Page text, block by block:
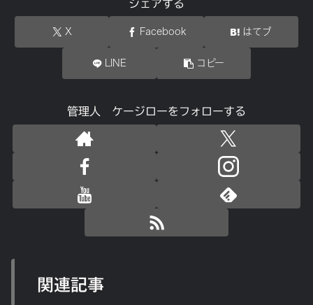
シェアする
X Facebook はてブ
LINE コピー
管理人 ケージローをフォローする
関連記事